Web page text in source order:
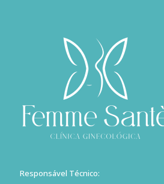
Responsável Técnico: